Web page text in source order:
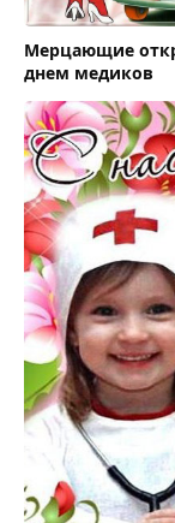
Мерцающие
днем медиков